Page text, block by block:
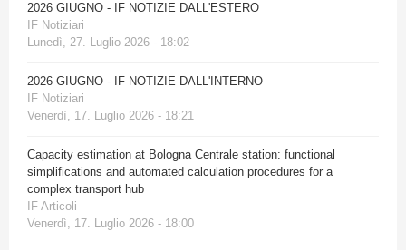
2026 GIUGNO - IF NOTIZIE DALL'ESTERO
IF Notiziari
Lunedì, 27. Luglio 2026 - 18:02
2026 GIUGNO - IF NOTIZIE DALL'INTERNO
IF Notiziari
Venerdì, 17. Luglio 2026 - 18:21
Capacity estimation at Bologna Centrale station: functional
simplifications and automated calculation procedures for a
complex transport hub
IF Articoli
Venerdì, 17. Luglio 2026 - 18:00